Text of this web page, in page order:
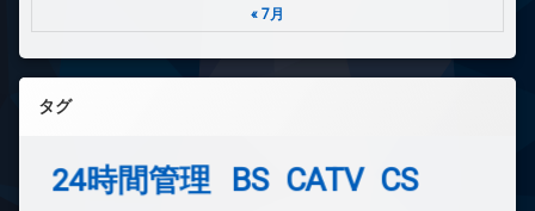
« 7月
タグ
24時間管理 BS CATV CS